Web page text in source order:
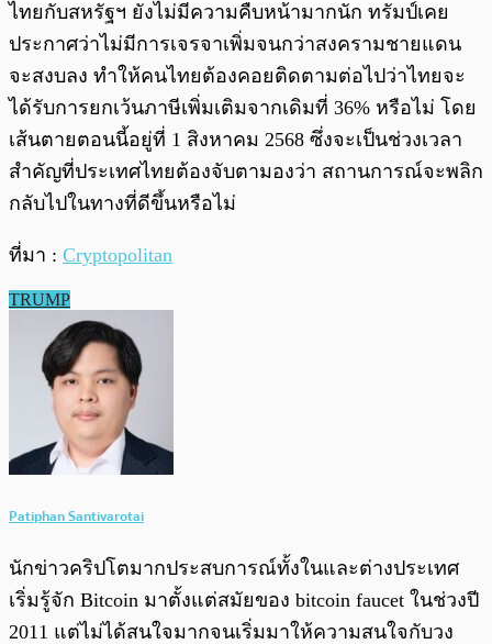
ไทยกับสหรัฐฯ ยังไม่มีความคืบหน้ามากนัก ทรัมป์เคย
ประกาศว่าไม่มีการเจรจาเพิ่มจนกว่าสงครามชายแดน
จะสงบลง ทำให้คนไทยต้องคอยติดตามต่อไปว่าไทยจะ
ได้รับการยกเว้นภาษีเพิ่มเติมจากเดิมที่ 36% หรือไม่ โดย
เส้นตายตอนนี้อยู่ที่ 1 สิงหาคม 2568 ซึ่งจะเป็นช่วงเวลา
สำคัญที่ประเทศไทยต้องจับตามองว่า สถานการณ์จะพลิก
กลับไปในทางที่ดีขึ้นหรือไม่
ที่มา : Cryptopolitan
TRUMP
Patiphan Santivarotai
นักข่าวคริปโตมากประสบการณ์ทั้งในและต่างประเทศ
เริ่มรู้จัก Bitcoin มาตั้งแต่สมัยของ bitcoin faucet ในช่วงปี
2011 แต่ไม่ได้สนใจมากจนเริ่มมาให้ความสนใจกับวง